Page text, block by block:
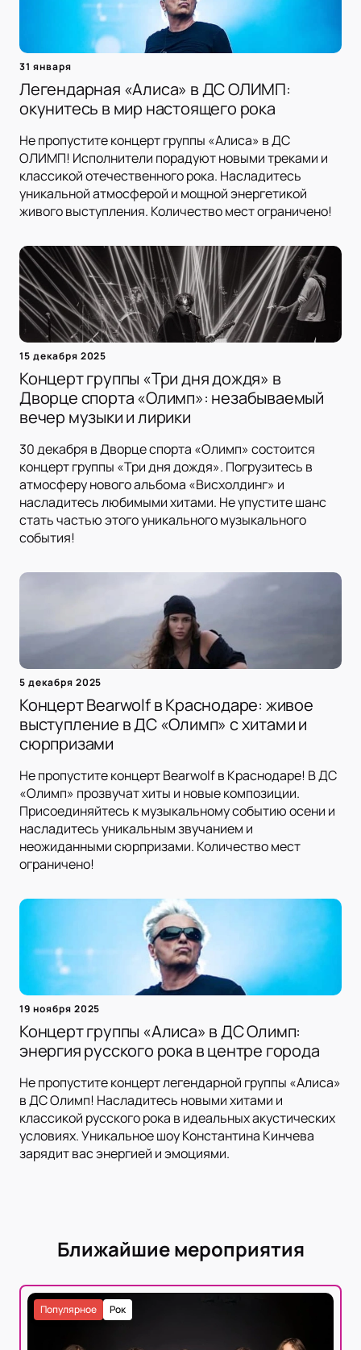
31 января
Легендарная «Алиса» в ДС ОЛИМП:
окунитесь в мир настоящего рока
Не пропустите концерт группы «Алиса» в ДС
ОЛИМП! Исполнители порадуют новыми треками и
классикой отечественного рока. Насладитесь
уникальной атмосферой и мощной энергетикой
живого выступления. Количество мест ограничено!
15 декабря 2025
Концерт группы «Три дня дождя» в
Дворце спорта «Олимп»: незабываемый
вечер музыки и лирики
30 декабря в Дворце спорта «Олимп» состоится
концерт группы «Три дня дождя». Погрузитесь в
атмосферу нового альбома «Висхолдинг» и
насладитесь любимыми хитами. Не упустите шанс
стать частью этого уникального музыкального
события!
5 декабря 2025
Концерт Bearwolf в Краснодаре: живое
выступление в ДС «Олимп» с хитами и
сюрпризами
Не пропустите концерт Bearwolf в Краснодаре! В ДС
«Олимп» прозвучат хиты и новые композиции.
Присоединяйтесь к музыкальному событию осени и
насладитесь уникальным звучанием и
неожиданными сюрпризами. Количество мест
ограничено!
19 ноября 2025
Концерт группы «Алиса» в ДС Олимп:
энергия русского рока в центре города
Не пропустите концерт легендарной группы «Алиса»
в ДС Олимп! Насладитесь новыми хитами и
классикой русского рока в идеальных акустических
условиях. Уникальное шоу Константина Кинчева
зарядит вас энергией и эмоциями.
Ближайшие мероприятия
Рок
Популярное